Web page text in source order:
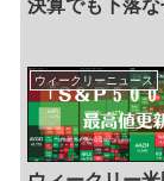
決算でも下落な
ウィークリーニュース